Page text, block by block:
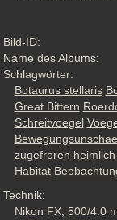
Bild-ID:
Name des Albums:
Schlagwörter:
Botaurus stellaris
Great Bittern
Schreitvoegel
zugefroren heimlich
Habitat
Technik:
Nikon FX, 500/4.0